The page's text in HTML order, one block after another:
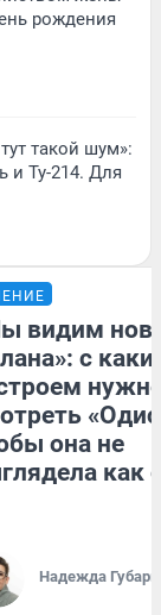
рождения
такой шум»:
и Ту-214. Для
видим
с
она не
как
Надежда Губарь